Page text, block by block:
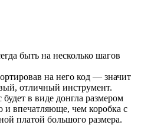
быть на несколько шагов
на него код — значит
отличный инструмент.
в виде донгла размером
и впечатляюще, чем коробка с
платой большого размера.